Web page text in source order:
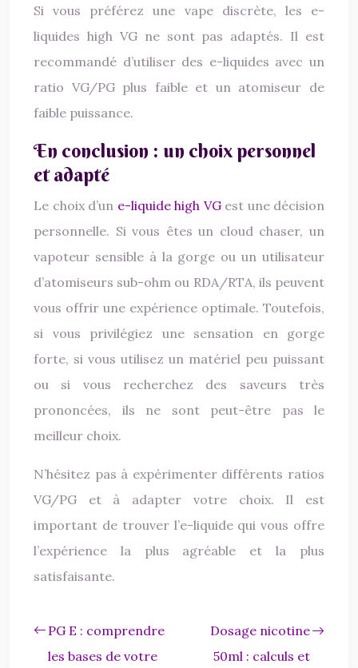
Si vous préférez une vape discrète, les e-
liquides high VG ne sont pas adaptés. Il est
recommandé d’utiliser des e-liquides avec un
ratio VG/PG plus faible et un atomiseur de
faible puissance.
En conclusion : un choix personnel
et adapté
Le choix d’un e-liquide high VG est une décision
personnelle. Si vous êtes un cloud chaser, un
vapoteur sensible à la gorge ou un utilisateur
d’atomiseurs sub-ohm ou RDA/RTA, ils peuvent
vous offrir une expérience optimale. Toutefois,
si vous privilégiez une sensation en gorge
forte, si vous utilisez un matériel peu puissant
ou si vous recherchez des saveurs très
prononcées, ils ne sont peut-être pas le
meilleur choix.
N’hésitez pas à expérimenter différents ratios
VG/PG et à adapter votre choix. Il est
important de trouver l’e-liquide qui vous offre
l’expérience la plus agréable et la plus
satisfaisante.
PG E : comprendre
les bases de votre
Dosage nicotine
50ml : calculs et